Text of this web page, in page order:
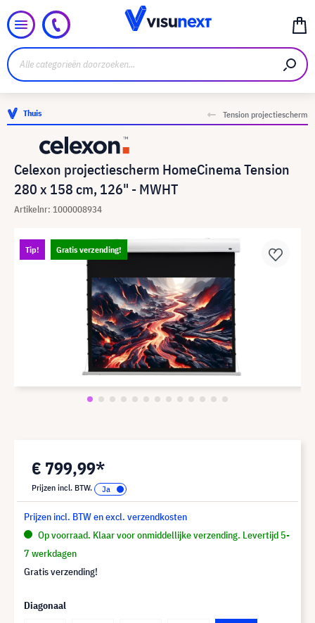
Thuis Tension projectiescherm
Celexon projectiescherm HomeCinema Tension
280 x 158 cm, 126" - MWHT
Artikelnr: 1000008934
Tip! Gratis verzending!
€ 799,99*
Prijzen incl. BTW.
Prijzen incl. BTW en excl. verzendkosten
Op voorraad. Klaar voor onmiddellijke verzending. Levertijd 5-
7 werkdagen
Gratis verzending!
Diagonaal